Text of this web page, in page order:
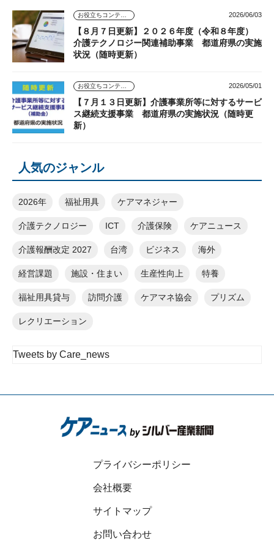
お役立ちコンテンツ 2026/06/03
【８月７日更新】２０２６年度（令和８年度）
介護テクノロジー関連補助事業 都道府県の実施
状況（随時更新）
お役立ちコンテンツ 2026/05/01
【７月１３日更新】介護事業所等に対するサービ
ス継続支援事業 都道府県の実施状況（随時更
新）
人気のジャンル
2026年 福祉用具 ケアマネジャー
介護テクノロジー ICT 介護保険 ケアニュース
介護報酬改定 2027 台湾 ビジネス 海外
経営課題 施設・住まい 生産性向上 特養
福祉用具貸与 訪問介護 ケアマネ協会 プリズム
レクリエーション
Tweets by Care_news
プライバシーポリシー
会社概要
サイトマップ
お問い合わせ